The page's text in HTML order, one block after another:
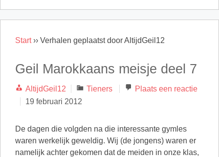
Start›› Verhalen geplaatst door AltijdGeil12
Geil Marokkaans meisje deel 7
AltijdGeil12 Categorieën
Tieners
Plaats een reactie
19 februari 2012
De dagen die volgden na die interessante gymles
waren werkelijk geweldig. Wij (de jongens) waren er
namelijk achter gekomen dat de meiden in onze klas,